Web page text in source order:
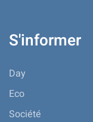
S'informer
Day
Eco
Société